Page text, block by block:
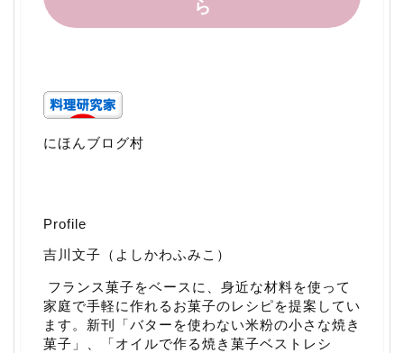
ら
にほんブログ村
Profile
吉川文子（よしかわふみこ）
フランス菓子をベースに、身近な材料を使って
家庭で手軽に作れるお菓子のレシピを提案してい
ます。新刊「バターを使わない米粉の小さな焼き
菓子 」、「オイルで作る焼き菓子ベストレシ